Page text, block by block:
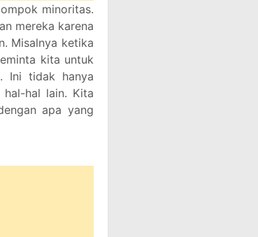
minoritas.
mereka karena
Misalnya ketika
kita untuk
Ini tidak hanya
hal lain. Kita
apa yang